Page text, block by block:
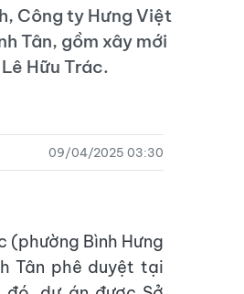
Công ty Hưng Việt
Tân, gồm xây mới
Hữu Trác.
09/04/2025 03:30
(phường Bình Hưng
Tân phê duyệt tại